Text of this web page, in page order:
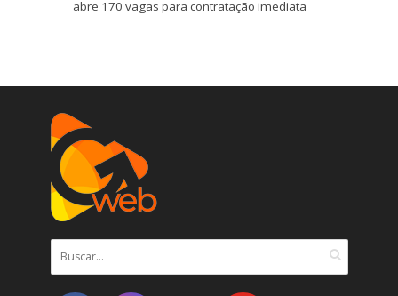
abre 170 vagas para contratação imediata